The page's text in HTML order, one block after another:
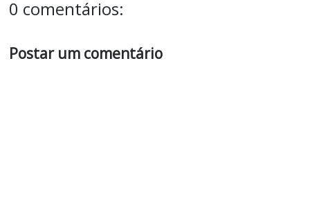
0 comentários:
Postar um comentário